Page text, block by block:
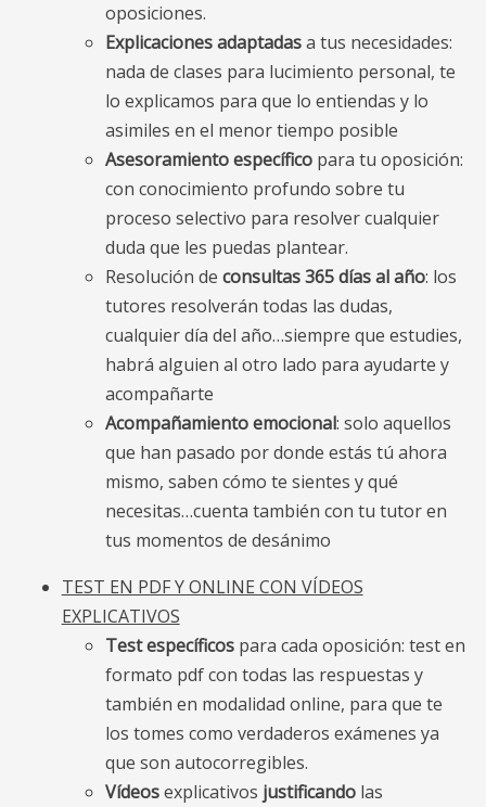
oposiciones.
Explicaciones adaptadasa tus necesidades:
nada de clases para lucimiento personal, te
lo explicamos para que lo entiendas y lo
asimiles en el menor tiempo posible
Asesoramiento específicopara tu oposición:
con conocimiento profundo sobre tu
proceso selectivo para resolver cualquier
duda que les puedas plantear.
Resolución de consultas 365 días al año: los
tutores resolverán todas las dudas,
cualquier día del año…siempre que estudies,
habrá alguien al otro lado para ayudarte y
acompañarte
Acompañamiento emocional: solo aquellos
que han pasado por donde estás tú ahora
mismo, saben cómo te sientes y qué
necesitas…cuenta también con tu tutor en
tus momentos de desánimo
TEST EN PDF Y ONLINE CON VÍDEOS
EXPLICATIVOS
Test específicospara cada oposición: test en
formato pdf con todas las respuestas y
también en modalidad online, para que te
los tomes como verdaderos exámenes ya
que son autocorregibles.
Vídeosexplicativos justificandolas